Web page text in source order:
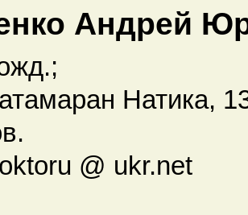
Андрей
Натика,
@ ukr.net